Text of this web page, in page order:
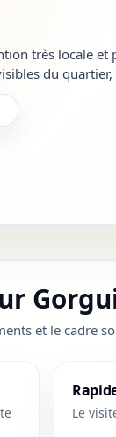
très locale
du
trop...
et le cadre
Le